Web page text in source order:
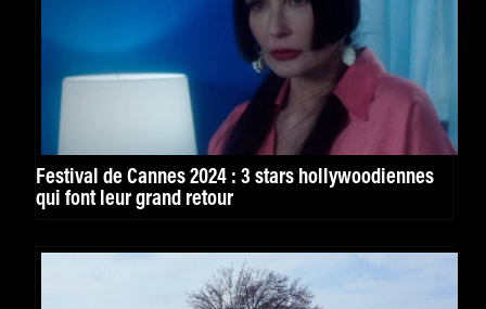
Festival de Cannes 2024 : 3 stars hollywoodiennes
qui font leur grand retour